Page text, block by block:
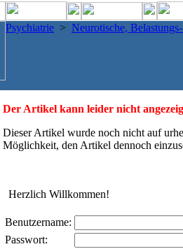
Psychiatrie > Neurotische,
Der Artikel kann leider nicht
Dieser Artikel wurde noch nicht auf
Möglichkeit, den Artikel dennoch
Herzlich Willkommen!
Benutzername:
Passwort: